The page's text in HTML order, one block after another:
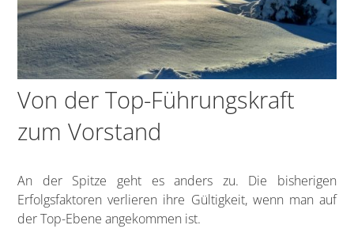
Von der Top-Führungskraft
zum Vorstand
An der Spitze geht es anders zu. Die bisherigen
Erfolgsfaktoren verlieren ihre Gültigkeit, wenn man auf
der Top-Ebene angekommen ist.